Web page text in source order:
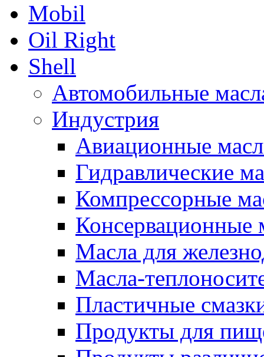
Mobil
Oil Right
Shell
Автомобильные
Индустрия
Авиационные
Гидравлические
Компрессорные
Консервационные
Масла для
Масла-
Пластичные
Продукты для